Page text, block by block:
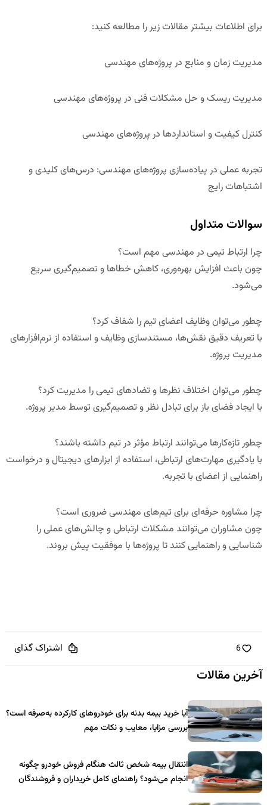
برای اطلاعات بیشتر مقالات زیر را مطالعه کنید:
مدیریت زمان و منابع در پروژه‌های مهندسی
مدیریت ریسک و حل مشکلات فنی در پروژه‌های مهندسی
کنترل کیفیت و استانداردها در پروژه‌های مهندسی
تجربه عملی در پیاده‌سازی پروژه‌های مهندسی: درس‌های کلیدی و
اشتباهات رایج
سوالات متداول
چرا ارتباط تیمی در مهندسی مهم است؟
چون باعث افزایش بهره‌وری، کاهش خطاها و تصمیم‌گیری سریع
می‌شود.
چطور می‌توان وظایف اعضای تیم را شفاف کرد؟
با تعریف دقیق نقش‌ها، مستندسازی وظایف و استفاده از نرم‌افزارهای
مدیریت پروژه.
چطور می‌توان اختلاف نظرها و تضادهای تیمی را مدیریت کرد؟
با ایجاد فضای باز برای تبادل نظر و تصمیم‌گیری توسط مدیر پروژه.
چطور تازه‌کارها می‌توانند ارتباط مؤثر در تیم داشته باشند؟
با یادگیری مهارت‌های ارتباطی، استفاده از ابزارهای دیجیتال و درخواست
راهنمایی از اعضای با تجربه.
چرا مشاوره حرفه‌ای برای تیم‌های مهندسی ضروری است؟
چون مشاوران می‌توانند مشکلات ارتباطی و چالش‌های عملی را
شناسایی و راهنمایی کنند تا پروژه‌ها با موفقیت پیش بروند.
6 اشتراک گذای
آخرین مقالات
آیا خرید بیمه بدنه برای خودروهای کارکرده به‌صرفه است؟
بررسی مزایا، معایب و نکات مهم
انتقال بیمه شخص ثالث هنگام فروش خودرو چگونه
انجام می‌شود؟ راهنمای کامل خریداران و فروشندگان